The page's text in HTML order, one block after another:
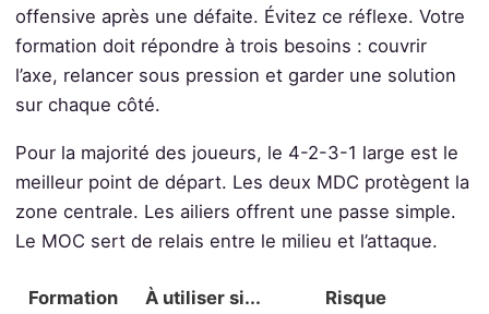
offensive après une défaite. Évitez ce réflexe. Votre
formation doit répondre à trois besoins : couvrir
l’axe, relancer sous pression et garder une solution
sur chaque côté.
Pour la majorité des joueurs, le 4-2-3-1 large est le
meilleur point de départ. Les deux MDC protègent la
zone centrale. Les ailiers offrent une passe simple.
Le MOC sert de relais entre le milieu et l’attaque.
Formation À utiliser si...
Risque